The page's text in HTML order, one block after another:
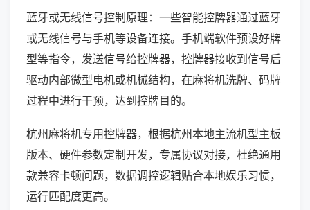
蓝牙或无线信号控制原理：一些智能控牌器通过蓝牙
或无线信号与手机等设备连接。手机端软件预设好牌
型等指令，发送信号给控牌器，控牌器接收到信号后
驱动内部微型电机或机械结构，在麻将机洗牌、码牌
过程中进行干预，达到控牌目的。
杭州麻将机专用控牌器，根据杭州本地主流机型主板
版本、硬件参数定制开发，专属协议对接，杜绝通用
款兼容卡顿问题，数据调控逻辑贴合本地娱乐习惯，
运行匹配度更高。